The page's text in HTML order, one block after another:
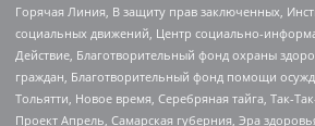
Горячая Линия, В защиту прав заключенных,
социальных движений, Центр социально-
Действие, Благотворительный фонд охраны
граждан, Благотворительный фонд помощи
Тольятти, Новое время, Серебряная тайга, Так-
Проект Апрель, Самарская губерния, Эра